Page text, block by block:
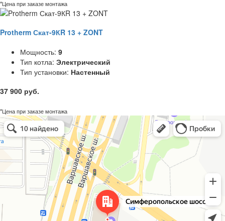
*Цена при заказе монтажа
Protherm Скат-9КR 13 + ZONT
Мощность: 9
Тип котла: Электрический
Тип установки: Настенный
37 900 руб.
*Цена при заказе монтажа